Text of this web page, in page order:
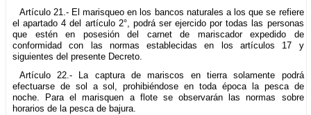
Artículo 21.- El marisqueo en los bancos naturales a los que se refiere
el apartado 4 del artículo 2°, podrá ser ejercido por todas las personas
que estén en posesión del carnet de mariscador expedido de
conformidad con las normas establecidas en los artículos 17 y
siguientes del presente Decreto.
Artículo 22.- La captura de mariscos en tierra solamente podrá
efectuarse de sol a sol, prohibiéndose en toda época la pesca de
noche. Para el marisquen a flote se observarán las normas sobre
horarios de la pesca de bajura.